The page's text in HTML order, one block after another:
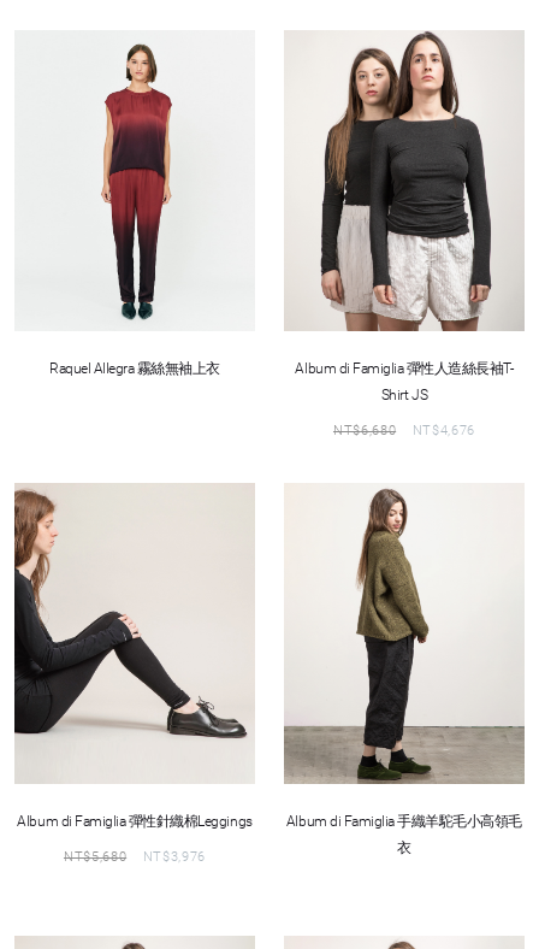
Raquel Allegra 霧絲無袖上衣
Album di Famiglia 彈性人造絲長袖T-
Shirt JS
NT$6,680 NT$4,676
Album di Famiglia 彈性針織棉Leggings
NT$5,680 NT$3,976
Album di Famiglia 手織羊駝毛小高領毛
衣